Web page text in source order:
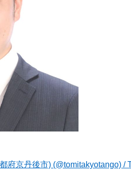
府京丹後市) (@tomitakyotango) /